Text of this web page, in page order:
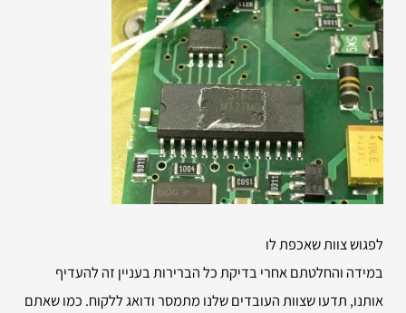
לפגוש צוות שאכפת לו
במידה והחלטתם אחרי בדיקת כל הברירות בעניין זה להעדיף
אותנו, תדעו שצוות העובדים שלנו מתמסר ודואג ללקוח. כמו שאתם